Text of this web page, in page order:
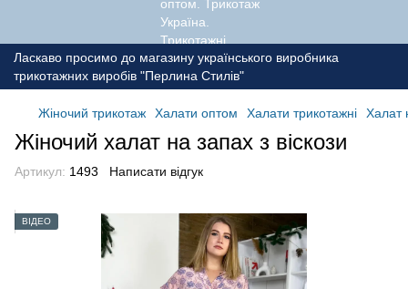
Ласкаво просимо до магазину українського виробника
трикотажних виробів "Перлина Стилів"
Жіночий трикотаж Халати оптом Халати трикотажні Халат
Жіночий халат на запах з віскози
Артикул: 1493 Написати відгук
ВІДЕО